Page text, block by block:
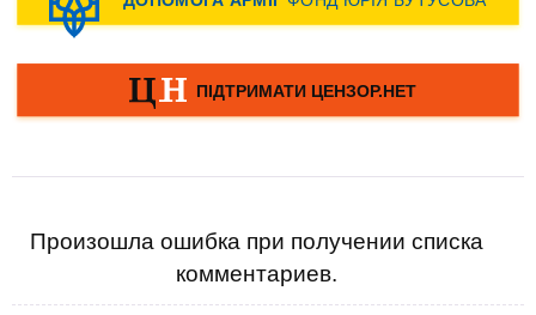
Произошла ошибка при получении списка
комментариев.